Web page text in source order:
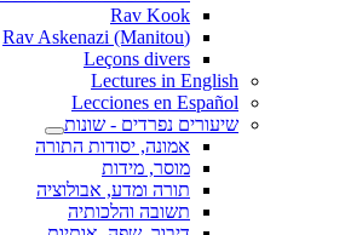
Rav Kook
(Rav Askenazi (Manitou
Leçons divers
Lectures in English
Lecciones en Español
שיעורים נפרדים - שונות
אמונה, יסודות התורה
מוסר, מידות
תורה ומדע, אבולוציה
תשובה והלכותיה